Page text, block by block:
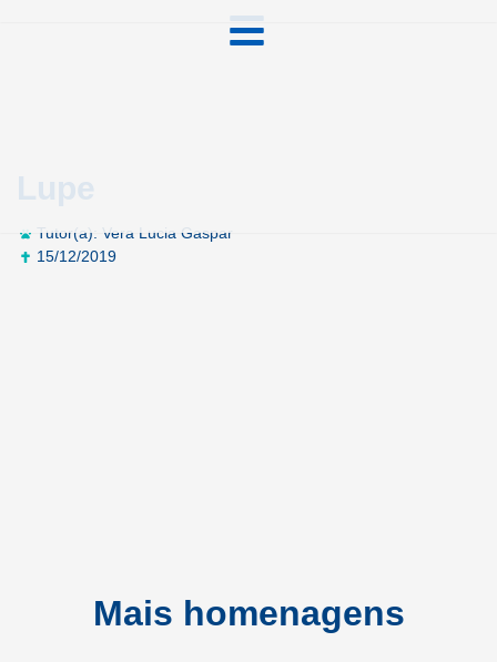
Lupe
Tutor(a): Vera Lucia Gaspar
15/12/2019
Mais homenagens